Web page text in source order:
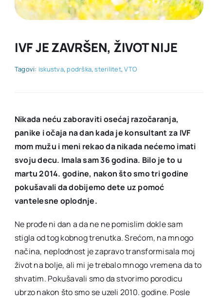
KONTAKT
IVF JE ZAVRŠEN, ŽIVOT NIJE
Tagovi: iskustva, podrška,sterilitet,VTO
Nikada neću zaboraviti osećaj razočaranja,
panike i očaja na dan kada je konsultant za IVF
mom mužu i meni rekao da nikada nećemo imati
svoju decu. Imala sam 36 godina. Bilo je to u
martu 2014. godine, nakon što smo tri godine
pokušavali da dobijemo dete uz pomoć
vantelesne oplodnje.
Ne prođe ni dan a da ne ne pomislim dokle sam
stigla od tog kobnog trenutka. Srećom, na mnogo
načina, neplodnost je zapravo transformisala moj
život na bolje, ali mi je trebalo mnogo vremena da to
shvatim. Pokušavali smo da stvorimo porodicu
ubrzo nakon što smo se uzeli 2010. godine. Posle